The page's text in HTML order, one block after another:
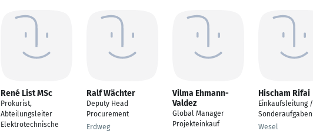
René List MSc
Prokurist,
Abteilungsleiter
Elektrotechnische
Ralf Wächter
Deputy Head
Procurement
Erdweg
Vilma Ehmann-
Valdez
Global Manager
Projekteinkauf
Hischam Rifai
Einkaufsleitung /
Sonderaufgaben
Wesel